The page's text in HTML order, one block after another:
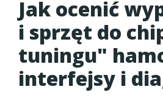
Jak ocenić
i sprzęt do
tuningu"
interfejsy i